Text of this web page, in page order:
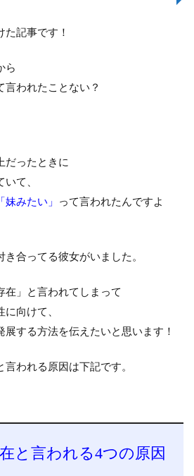
た記事です！
ら
言われたことない？
だったときに
て、
「妹みたい」
って言われたんですよ
合ってる彼女がいました。
在」と言われてしまって
向けて、
する方法を伝えたいと思います！
われる原因は下記です。
と言われる4つの原因